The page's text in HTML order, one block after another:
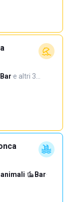
Bar·e altri 3…
· Bar·